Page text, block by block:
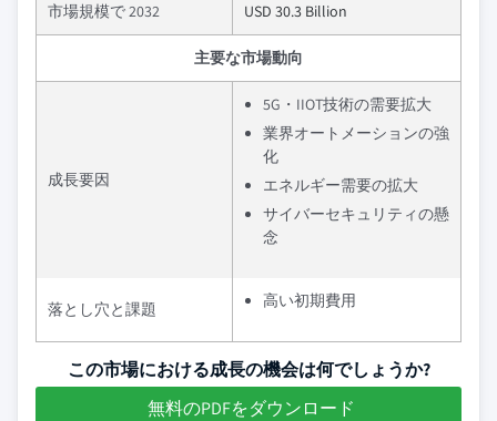
市場規模で 2032 USD 30.3 Billion
主要な市場動向
成長要因
5G・IIOT技術の需要拡大
業界オートメーションの強
化
エネルギー需要の拡大
サイバーセキュリティの懸
念
落とし穴と課題 高い初期費用
この市場における成長の機会は何でしょうか?
無料のPDFをダウンロード